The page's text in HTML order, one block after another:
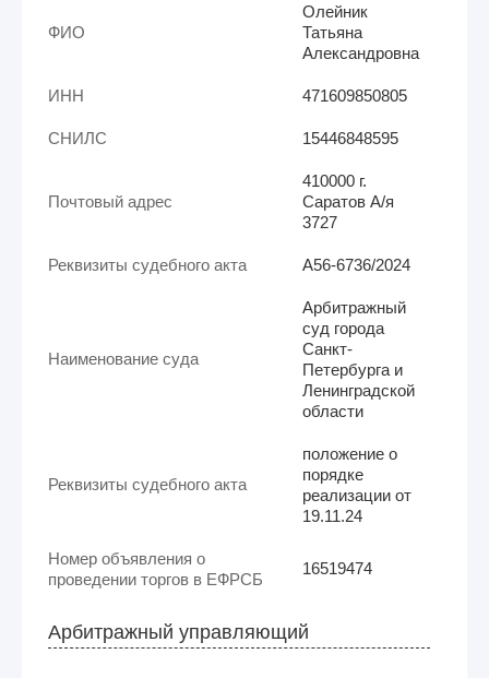
ФИО
Олейник
Татьяна
Александровна
ИНН 471609850805
СНИЛС 15446848595
Почтовый адрес
410000 г.
Саратов А/я
3727
Реквизиты судебного акта А56-6736/2024
Наименование суда
Арбитражный
суд города
Санкт-
Петербурга и
Ленинградской
области
Реквизиты судебного акта
положение о
порядке
реализации от
19.11.24
Номер объявления о
проведении торгов в ЕФРСБ
16519474
Арбитражный управляющий